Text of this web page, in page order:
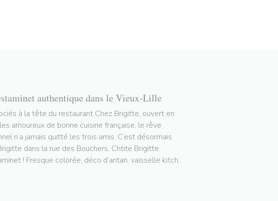
authentique dans le Vieux-Lille
à la tête du restaurant Chez Brigitte, ouvert en
amoureux de bonne cuisine française, le rêve
n’a jamais quitté les trois amis. C’est désormais
dans la rue des Bouchers, Chtite Brigitte
! Fresque colorée, déco d’antan, vaisselle kitch,